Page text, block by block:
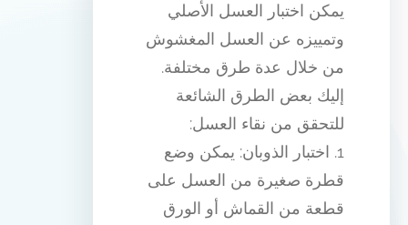
يمكن اختبار العسل الأصلي
وتمييزه عن العسل المغشوش
من خلال عدة طرق مختلفة.
إليك بعض الطرق الشائعة
للتحقق من نقاء العسل:
1. اختبار الذوبان: يمكن وضع
قطرة صغيرة من العسل على
قطعة من القماش أو الورق